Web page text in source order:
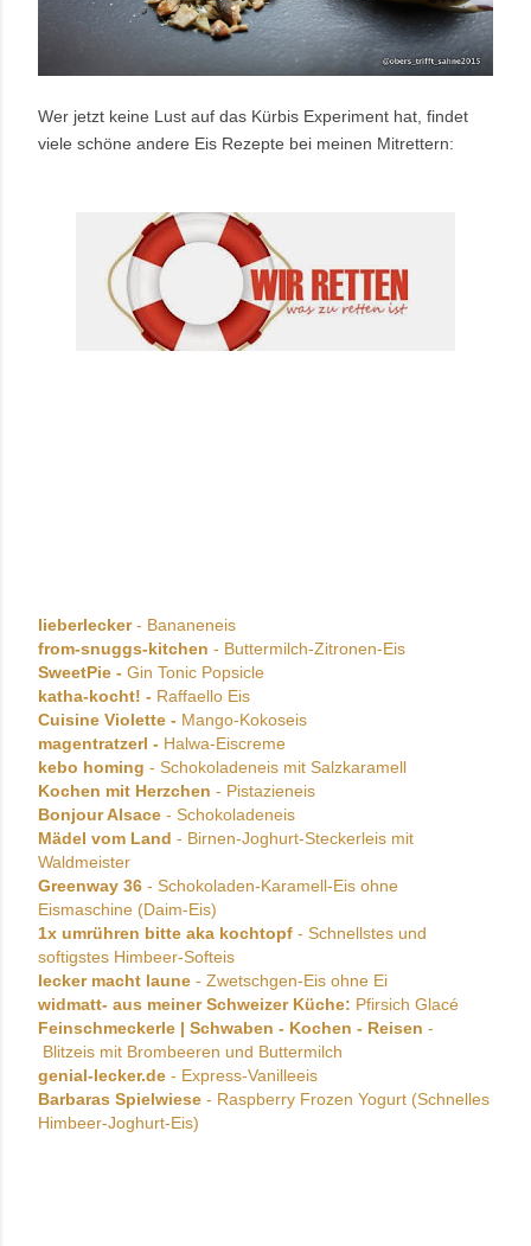
Wer jetzt keine Lust auf das Kürbis Experiment hat, findet
viele schöne andere Eis Rezepte bei meinen Mitrettern:
lieberlecker- Bananeneis
from-snuggs-kitchen - Buttermilch-Zitronen-Eis
SweetPie - Gin Tonic Popsicle
katha-kocht! - Raffaello Eis
Cuisine Violette - Mango-Kokoseis
magentratzerl - Halwa-Eiscreme
kebo homing - Schokoladeneis mit Salzkaramell
Kochen mit Herzchen - Pistazieneis
Bonjour Alsace - Schokoladeneis
Mädel vom Land - Birnen-Joghurt-Steckerleis mit
Waldmeister
Greenway 36 - Schokoladen-Karamell-Eis ohne
Eismaschine (Daim-Eis)
1x umrühren bitte aka kochtopf - Schnellstes und
softigstes Himbeer-Softeis
lecker macht laune - Zwetschgen-Eis ohne Ei
widmatt- aus meiner Schweizer Küche: Pfirsich Glacé
Feinschmeckerle | Schwaben - Kochen - Reisen -
Blitzeis mit Brombeeren und Buttermilch
genial-lecker.de - Express-Vanilleeis
Barbaras Spielwiese - Raspberry Frozen Yogurt (Schnelles
Himbeer-Joghurt-Eis)